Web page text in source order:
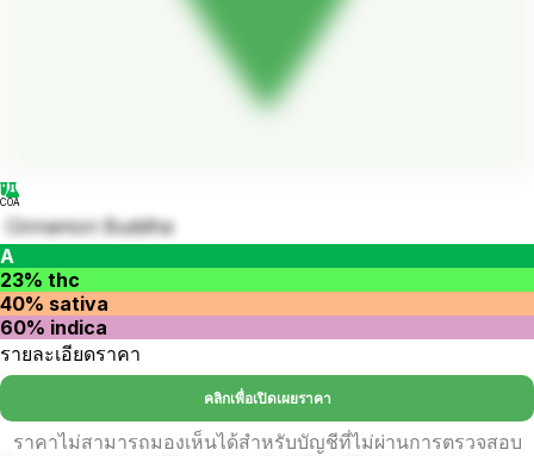
COA
Cinnamon Buddha
A
23% thc
40% sativa
60% indica
รายละเอียดราคา
คลิกเพื่อเปิดเผยราคา
ราคาไม่สามารถมองเห็นได้สำหรับบัญชีที่ไม่ผ่านการตรวจสอบ